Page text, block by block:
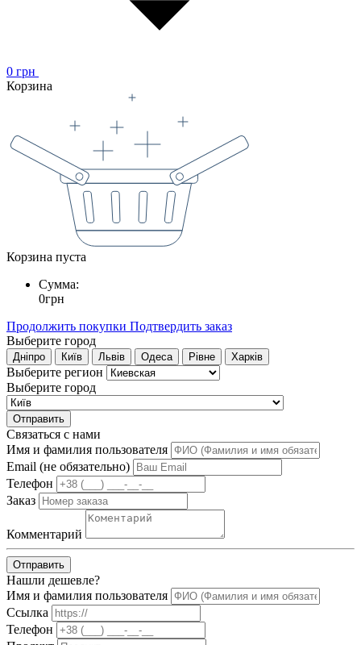
0 грн
Корзина
Корзина пуста
Сумма:
0грн
Продолжить покупки Подтвердить заказ
Выберите город
Дніпро Київ Львів Одеса Рівне Харків
Выберите регион
Выберите город
Отправить
Связаться с нами
Имя и фамилия пользователя
Email (не обязательно)
Телефон
Заказ
Комментарий
Отправить
Нашли дешевле?
Имя и фамилия пользователя
Ссылка
Телефон